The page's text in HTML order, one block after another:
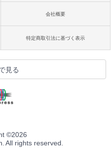
会社概要
特定商取引法に基づく表示
見る
©2026
All rights reserved.